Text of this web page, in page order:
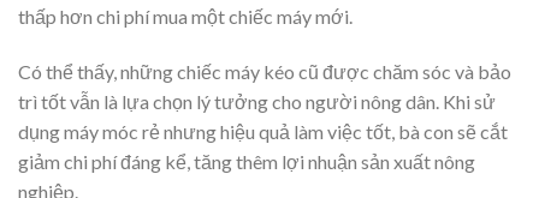
thấp hơn chi phí mua một chiếc máy mới.
Có thể thấy, những chiếc máy kéo cũ được chăm sóc và bảo
trì tốt vẫn là lựa chọn lý tưởng cho người nông dân. Khi sử
dụng máy móc rẻ nhưng hiệu quả làm việc tốt, bà con sẽ cắt
giảm chi phí đáng kể, tăng thêm lợi nhuận sản xuất nông
nghiệp.